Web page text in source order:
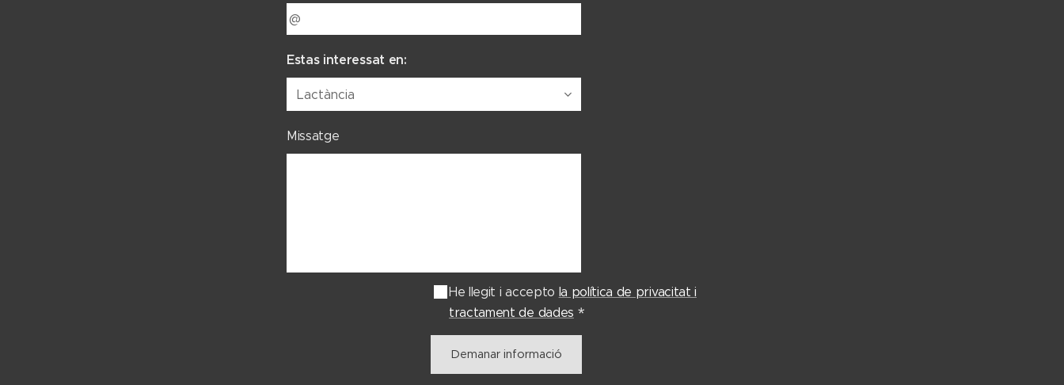
Estas interessat en:
Missatge
He llegit i accepto la política de privacitat i
tractament de dades
Demanar informació